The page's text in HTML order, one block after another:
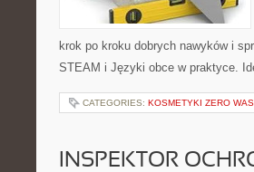
krok po kroku dobrych nawyków i
STEAM i Języki obce w praktyce.
CATEGORIES: KOSMETYKI ZERO
INSPEKTOR